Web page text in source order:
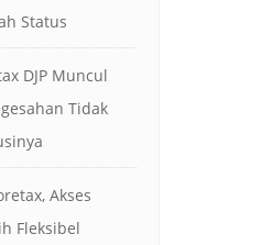
Status
DJP Muncul
Tidak
Akses
Fleksibel